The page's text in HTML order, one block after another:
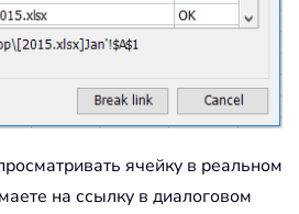
ячейку в реальном
на ссылку в диалоговом